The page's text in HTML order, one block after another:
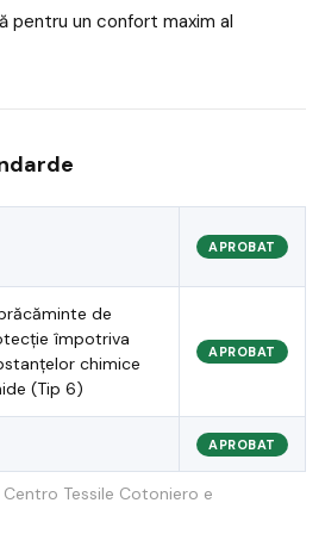
pentru un confort maxim al
APROBAT
de
împotriva
chimice
(Tip 6)
APROBAT
APROBAT
Tessile Cotoniero e